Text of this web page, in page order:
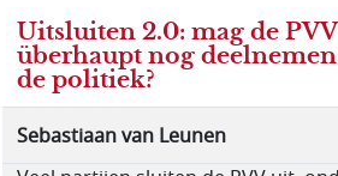
Uitsluiten 2.0: mag de PVV
überhaupt nog
de politiek?
Sebastiaan van Leunen